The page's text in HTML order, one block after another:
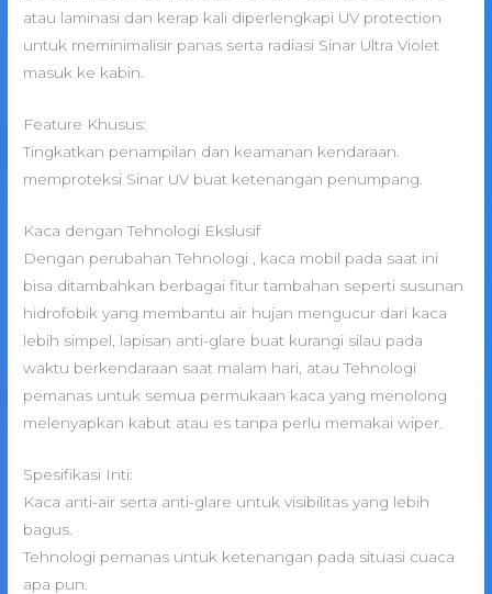
atau laminasi dan kerap kali diperlengkapi UV protection
untuk meminimalisir panas serta radiasi Sinar Ultra Violet
masuk ke kabin.
Feature Khusus:
Tingkatkan penampilan dan keamanan kendaraan.
memproteksi Sinar UV buat ketenangan penumpang.
Kaca dengan Tehnologi Ekslusif
Dengan perubahan Tehnologi , kaca mobil pada saat ini
bisa ditambahkan berbagai fitur tambahan seperti susunan
hidrofobik yang membantu air hujan mengucur dari kaca
lebih simpel, lapisan anti-glare buat kurangi silau pada
waktu berkendaraan saat malam hari, atau Tehnologi
pemanas untuk semua permukaan kaca yang menolong
melenyapkan kabut atau es tanpa perlu memakai wiper.
Spesifikasi Inti:
Kaca anti-air serta anti-glare untuk visibilitas yang lebih
bagus.
Tehnologi pemanas untuk ketenangan pada situasi cuaca
apa pun.